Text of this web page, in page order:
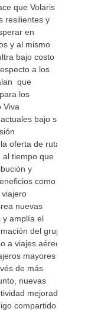
que Volaris y
resilientes y
en
y al mismo
bajo costo
a los
que
los
Viva
bajo sus
oferta de rutas
al tiempo que
y
como
nuevas
y amplía el
del grupo
a viajes aéreos
mayores
de más
nuevas
mejorada
compartido